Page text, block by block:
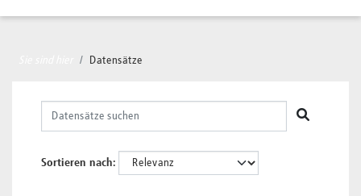
Datensätze
Sortieren nach